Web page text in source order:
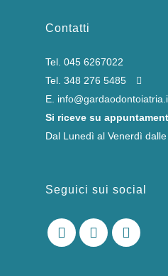
Contatti
Tel. 045 6267022
Tel. 348 276 5485
E.
Si riceve su
Dal Lunedì al Venerdì
Seguici sui social